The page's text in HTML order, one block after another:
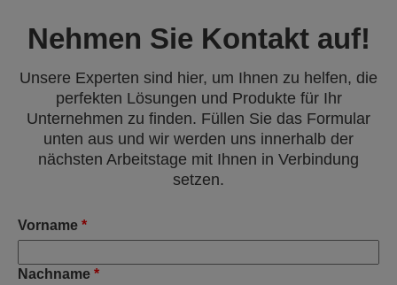
Nehmen Sie Kontakt auf!
Unsere Experten sind hier, um Ihnen zu helfen, die
perfekten Lösungen und Produkte für Ihr
Unternehmen zu finden. Füllen Sie das Formular
unten aus und wir werden uns innerhalb der
nächsten Arbeitstage mit Ihnen in Verbindung
setzen.
Vorname *
Nachname *